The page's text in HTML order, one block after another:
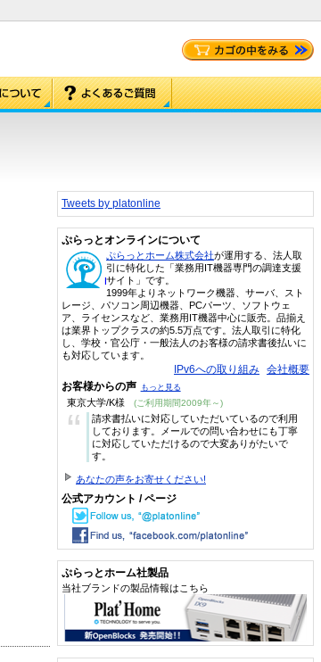
Tweets by platonline
ぷらっとオンラインについて
ぷらっとホーム株式会社が運用する、法人取
引に特化した「業務用IT機器専門の調達支援
サイト」です。
1999年よりネットワーク機器、サーバ、スト
レージ、パソコン周辺機器、PCパーツ、ソフトウェ
ア、ライセンスなど、業務用IT機器中心に販売。品揃え
は業界トップクラスの約5.5万点です。法人取引に特化
し、学校・官公庁・一般法人のお客様の請求書後払いに
も対応しています。
IPv6への取り組み 会社概要
お客様からの声 もっと見る
東京大学/K様 (ご利用期間2009年～)
“
請求書払いに対応していただいているので利用
しております。メールでの問い合わせにも丁寧
に対応していただけるので大変ありがたいで
す。
あなたの声をお寄せください!
公式アカウント / ページ
ぷらっとホーム社製品
当社ブランドの製品情報はこちら